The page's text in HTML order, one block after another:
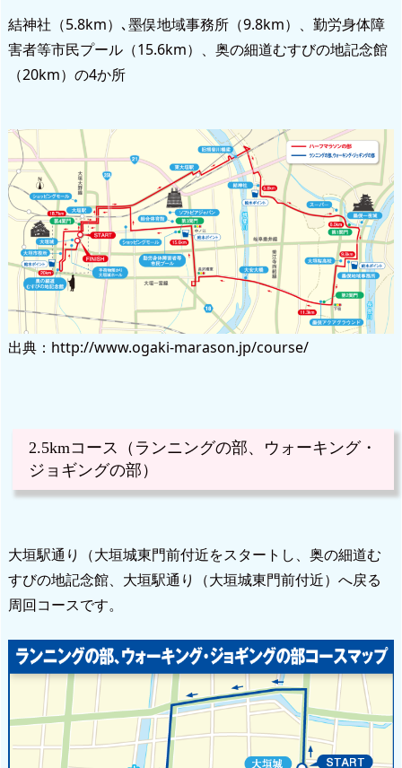
結神社（5.8km）､墨俣地域事務所（9.8km）、勤労身体障
害者等市民プール（15.6km）、奥の細道むすびの地記念館
（20km）の4か所
出典：http://www.ogaki-marason.jp/course/
2.5kmコース（ランニングの部、ウォーキング・
ジョギングの部）
大垣駅通り（大垣城東門前付近をスタートし、奥の細道む
すびの地記念館、大垣駅通り（大垣城東門前付近）へ戻る
周回コースです。